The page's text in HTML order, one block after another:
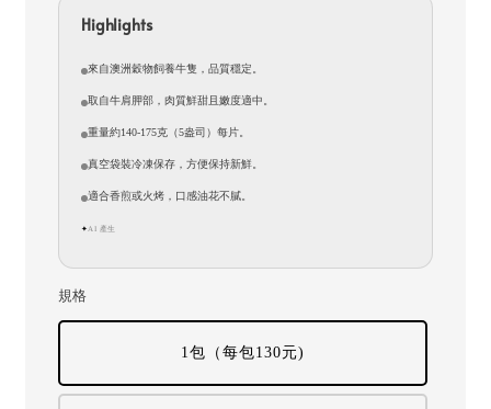
Highlights
來自澳洲穀物飼養牛隻，品質穩定。
取自牛肩胛部，肉質鮮甜且嫩度適中。
重量約140-175克（5盎司）每片。
真空袋裝冷凍保存，方便保持新鮮。
適合香煎或火烤，口感油花不膩。
✦AI 產生
規格
1包（每包130元)